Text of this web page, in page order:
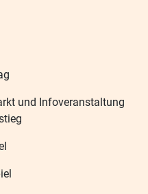
und Infoveranstaltung